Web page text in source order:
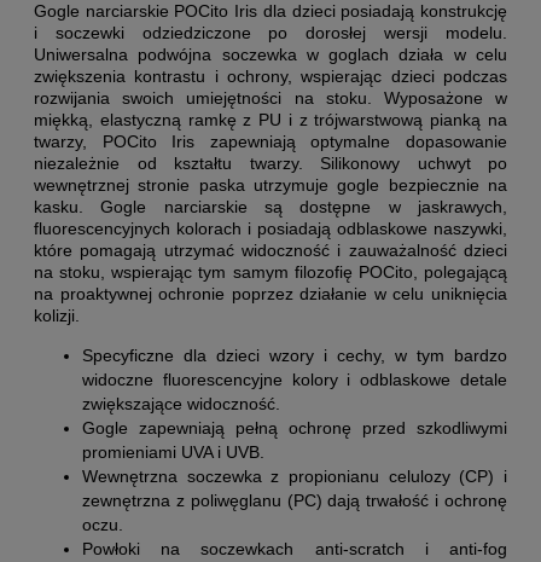
Gogle narciarskie POCito Iris dla dzieci posiadają konstrukcję
i soczewki odziedziczone po dorosłej wersji modelu.
Uniwersalna podwójna soczewka w goglach działa w celu
zwiększenia kontrastu i ochrony, wspierając dzieci podczas
rozwijania swoich umiejętności na stoku. Wyposażone w
miękką, elastyczną ramkę z PU i z trójwarstwową pianką na
twarzy, POCito Iris zapewniają optymalne dopasowanie
niezależnie od kształtu twarzy. Silikonowy uchwyt po
wewnętrznej stronie paska utrzymuje gogle bezpiecznie na
kasku. Gogle narciarskie są dostępne w jaskrawych,
fluorescencyjnych kolorach i posiadają odblaskowe naszywki,
które pomagają utrzymać widoczność i zauważalność dzieci
na stoku, wspierając tym samym filozofię POCito, polegającą
na proaktywnej ochronie poprzez działanie w celu uniknięcia
kolizji.
Specyficzne dla dzieci wzory i cechy, w tym bardzo
widoczne fluorescencyjne kolory i odblaskowe detale
zwiększające widoczność.
Gogle zapewniają pełną ochronę przed szkodliwymi
promieniami UVA i UVB.
Wewnętrzna soczewka z propionianu celulozy (CP) i
zewnętrzna z poliwęglanu (PC) dają trwałość i ochronę
oczu.
Powłoki na soczewkach anti-scratch i anti-fog